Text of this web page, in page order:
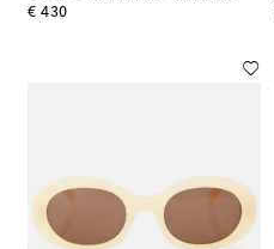
€ 430
original price